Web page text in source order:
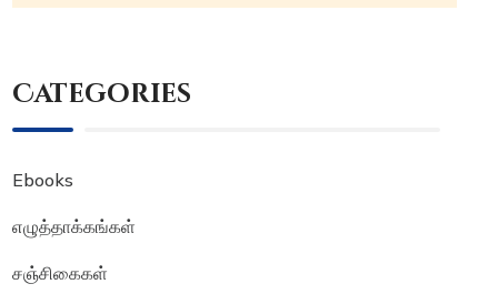
Categories
Ebooks
எழுத்தாக்கங்கள்
சஞ்சிகைகள்